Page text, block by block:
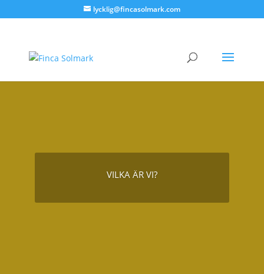
lycklig@fincasolmark.com
VILKA ÄR VI?